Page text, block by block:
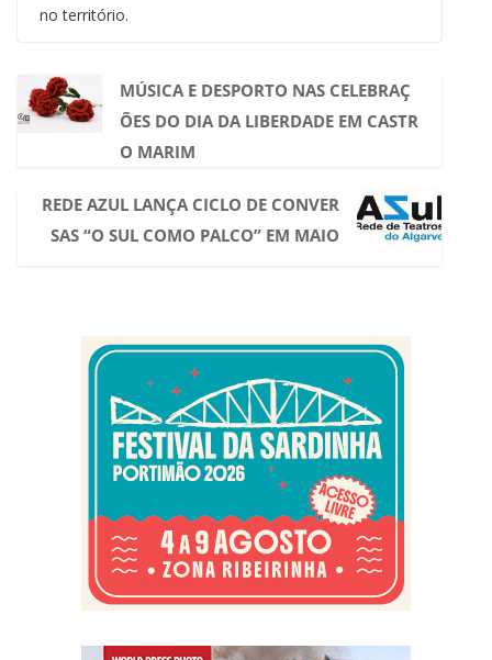
no território.
MÚSICA E DESPORTO NAS CELEBRAÇ
ÕES DO DIA DA LIBERDADE EM CASTR
O MARIM
REDE AZUL LANÇA CICLO DE CONVER
SAS “O SUL COMO PALCO” EM MAIO